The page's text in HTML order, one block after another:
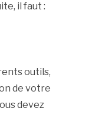
il faut :
outils,
de votre
devez